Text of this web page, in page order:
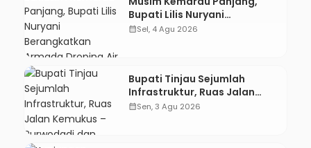
Bupati Lilis Nuryani
Berangkatkan Armada
calendar_monthSel, 4 Agu 2026
Bupati Tinjau Sejumlah
Infrastruktur, Ruas Jalan
Kemukus – Purwodadi dan
calendar_monthSen, 3 Agu 2026